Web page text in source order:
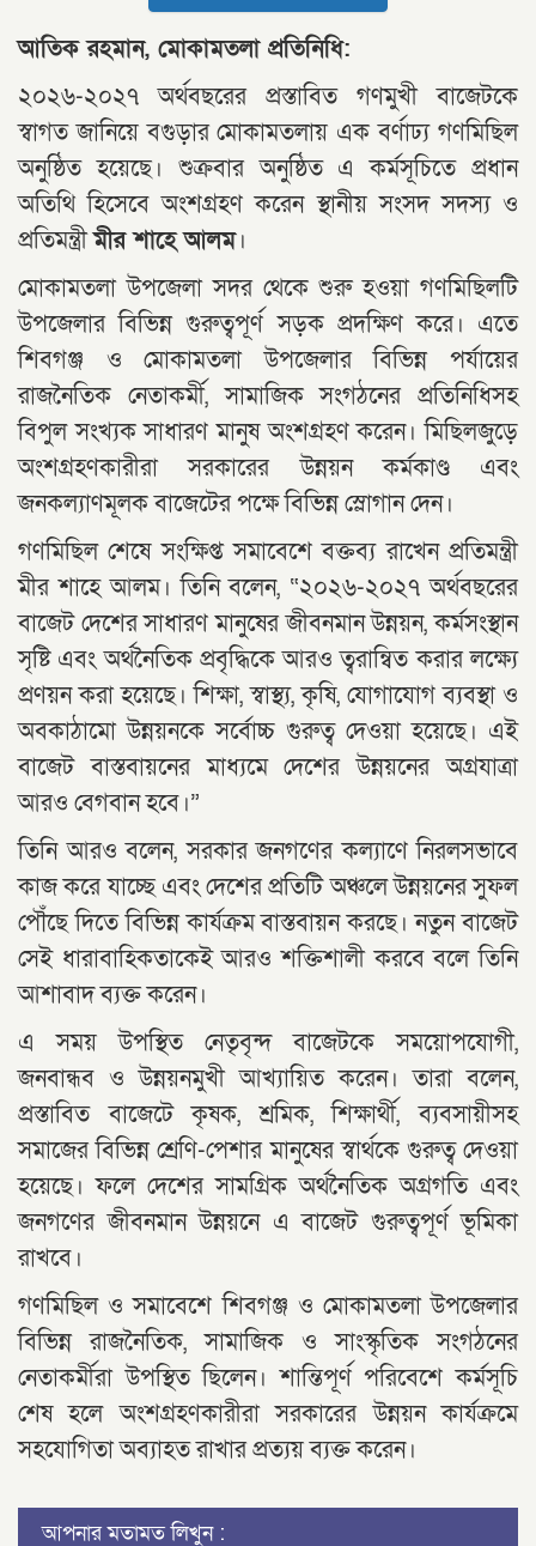
আতিক রহমান, মোকামতলা প্রতিনিধি:
২০২৬-২০২৭ অর্থবছরের প্রস্তাবিত গণমুখী বাজেটকে
স্বাগত জানিয়ে বগুড়ার মোকামতলায় এক বর্ণাঢ্য গণমিছিল
অনুষ্ঠিত হয়েছে। শুক্রবার অনুষ্ঠিত এ কর্মসূচিতে প্রধান
অতিথি হিসেবে অংশগ্রহণ করেন স্থানীয় সংসদ সদস্য ও
প্রতিমন্ত্রীমীর শাহে আলম।
মোকামতলা উপজেলা সদর থেকে শুরু হওয়া গণমিছিলটি
উপজেলার বিভিন্ন গুরুত্বপূর্ণ সড়ক প্রদক্ষিণ করে। এতে
শিবগঞ্জ ও মোকামতলা উপজেলার বিভিন্ন পর্যায়ের
রাজনৈতিক নেতাকর্মী, সামাজিক সংগঠনের প্রতিনিধিসহ
বিপুল সংখ্যক সাধারণ মানুষ অংশগ্রহণ করেন। মিছিলজুড়ে
অংশগ্রহণকারীরা সরকারের উন্নয়ন কর্মকাণ্ড এবং
জনকল্যাণমূলক বাজেটের পক্ষে বিভিন্ন স্লোগান দেন।
গণমিছিল শেষে সংক্ষিপ্ত সমাবেশে বক্তব্য রাখেন প্রতিমন্ত্রী
মীর শাহে আলম। তিনি বলেন, “২০২৬-২০২৭ অর্থবছরের
বাজেট দেশের সাধারণ মানুষের জীবনমান উন্নয়ন, কর্মসংস্থান
সৃষ্টি এবং অর্থনৈতিক প্রবৃদ্ধিকে আরও ত্বরান্বিত করার লক্ষ্যে
প্রণয়ন করা হয়েছে। শিক্ষা, স্বাস্থ্য, কৃষি, যোগাযোগ ব্যবস্থা ও
অবকাঠামো উন্নয়নকে সর্বোচ্চ গুরুত্ব দেওয়া হয়েছে। এই
বাজেট বাস্তবায়নের মাধ্যমে দেশের উন্নয়নের অগ্রযাত্রা
আরও বেগবান হবে।”
তিনি আরও বলেন, সরকার জনগণের কল্যাণে নিরলসভাবে
কাজ করে যাচ্ছে এবং দেশের প্রতিটি অঞ্চলে উন্নয়নের সুফল
পৌঁছে দিতে বিভিন্ন কার্যক্রম বাস্তবায়ন করছে। নতুন বাজেট
সেই ধারাবাহিকতাকেই আরও শক্তিশালী করবে বলে তিনি
আশাবাদ ব্যক্ত করেন।
এ সময় উপস্থিত নেতৃবৃন্দ বাজেটকে সময়োপযোগী,
জনবান্ধব ও উন্নয়নমুখী আখ্যায়িত করেন। তারা বলেন,
প্রস্তাবিত বাজেটে কৃষক, শ্রমিক, শিক্ষার্থী, ব্যবসায়ীসহ
সমাজের বিভিন্ন শ্রেণি-পেশার মানুষের স্বার্থকে গুরুত্ব দেওয়া
হয়েছে। ফলে দেশের সামগ্রিক অর্থনৈতিক অগ্রগতি এবং
জনগণের জীবনমান উন্নয়নে এ বাজেট গুরুত্বপূর্ণ ভূমিকা
রাখবে।
গণমিছিল ও সমাবেশে শিবগঞ্জ ও মোকামতলা উপজেলার
বিভিন্ন রাজনৈতিক, সামাজিক ও সাংস্কৃতিক সংগঠনের
নেতাকর্মীরা উপস্থিত ছিলেন। শান্তিপূর্ণ পরিবেশে কর্মসূচি
শেষ হলে অংশগ্রহণকারীরা সরকারের উন্নয়ন কার্যক্রমে
সহযোগিতা অব্যাহত রাখার প্রত্যয় ব্যক্ত করেন।
আপনার মতামত লিখুন :